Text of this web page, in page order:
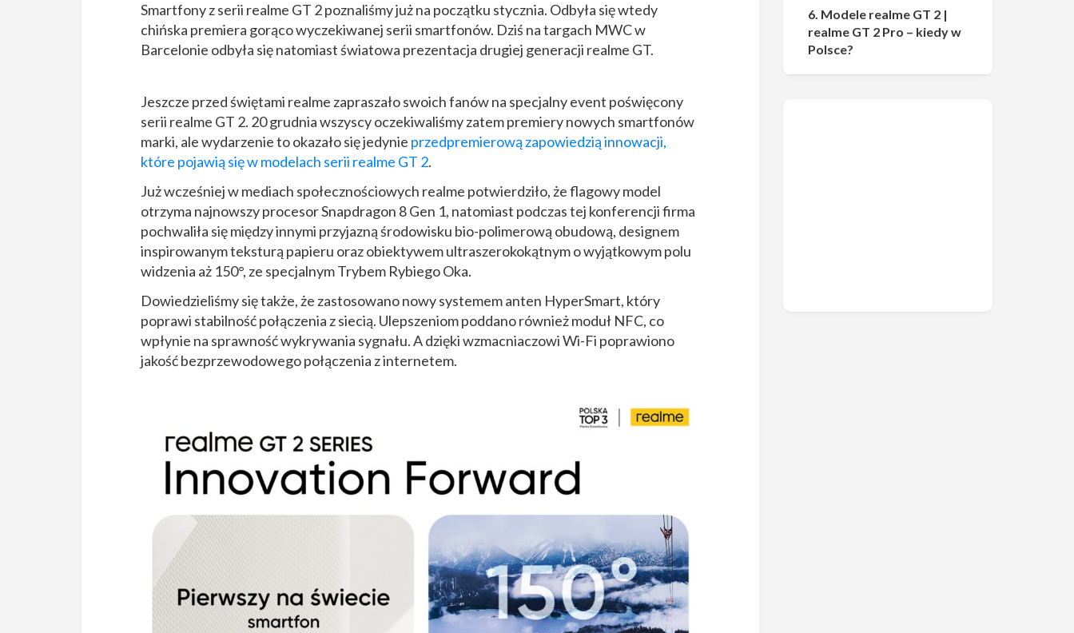
Smartfony z serii realme GT 2 poznaliśmy już na początku stycznia. Odbyła się wtedy
chińska premiera gorąco wyczekiwanej serii smartfonów. Dziś na targach MWC w
Barcelonie odbyła się natomiast światowa prezentacja drugiej generacji realme GT.
Jeszcze przed świętami realme zapraszało swoich fanów na specjalny event poświęcony
serii realme GT 2. 20 grudnia wszyscy oczekiwaliśmy zatem premiery nowych smartfonów
marki, ale wydarzenie to okazało się jedynie przedpremierową zapowiedzią innowacji,
które pojawią się w modelach serii realme GT 2.
Już wcześniej w mediach społecznościowych realme potwierdziło, że flagowy model
otrzyma najnowszy procesor Snapdragon 8 Gen 1, natomiast podczas tej konferencji firma
pochwaliła się między innymi przyjazną środowisku bio-polimerową obudową, designem
inspirowanym teksturą papieru oraz obiektywem ultraszerokokątnym o wyjątkowym polu
widzenia aż 150°, ze specjalnym Trybem Rybiego Oka.
Dowiedzieliśmy się także, że zastosowano nowy systemem anten HyperSmart, który
poprawi stabilność połączenia z siecią. Ulepszeniom poddano również moduł NFC, co
wpłynie na sprawność wykrywania sygnału. A dzięki wzmacniaczowi Wi-Fi poprawiono
jakość bezprzewodowego połączenia z internetem.
6. Modele realme GT 2 |
realme GT 2 Pro – kiedy w
Polsce?